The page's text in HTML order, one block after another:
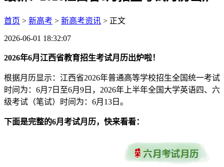
首页 > 新高考 > 新高考资讯 > 正文
2026-06-01 18:32:07
2026年6月江西省教育招生考试月历出炉啦！
根据月历显示：江西省2026年普通高等学校招生全国统一考试
时间为：6月7日至6月9日，2026年上半年全国大学英语四、六
级考试（笔试）时间为：6月13日。
下面是完整的6月考试月历，快来看看：